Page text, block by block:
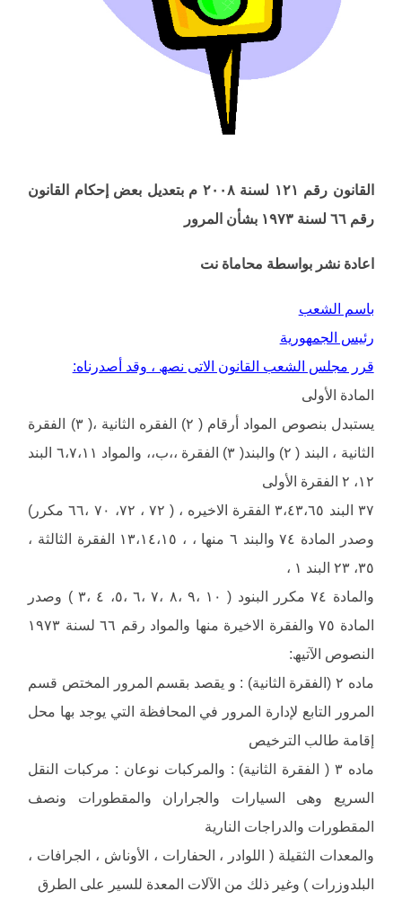
القانون رقم ١٢١ لسنة ٢٠٠٨ م بتعدیل بعض إحكام القانون
رقم ٦٦ لسنة ١٩٧٣ بشأن المرور
اعادة نشر بواسطة محاماة نت
باسم الشعب
رئیس الجمھوریة
قرر مجلس الشعب القانون الاتى نصھ ، وقد أصدرناه:
المادة الأولى
یستبدل بنصوص المواد أرقام ( ٢) الفقره الثانیة ،( ٣) الفقرة
الثانیة ، البند ( ٢) والبند( ٣) الفقرة ،،ب،، والمواد ٦،٧،١١ البند
١٢، ٢ الفقرة الأولى
٣٧ البند ٣،٤٣،٦٥ الفقرة الاخیره ، ( ٧٢ ، ٧٢، ٧٠ ،٦٦ مكرر)
وصدر المادة ٧٤ والبند ٦ منھا ، ، ١٣،١٤،١٥ الفقرة الثالثة ،
٣٥، ٢٣ البند ١ ،
والمادة ٧٤ مكرر البنود ( ١٠ ،٩ ،٨ ،٧ ،٦ ،٥، ٤ ،٣ ) وصدر
المادة ٧٥ والفقرة الاخیرة منھا والمواد رقم ٦٦ لسنة ١٩٧٣
النصوص الآتیھ:
ماده ٢ (الفقرة الثانیة) : و یقصد بقسم المرور المختص قسم
المرور التابع لإدارة المرور في المحافظة التي یوجد بھا محل
إقامة طالب الترخیص
ماده ٣ ( الفقرة الثانیة) : والمركبات نوعان : مركبات النقل
السریع وھى السیارات والجراران والمقطورات ونصف
المقطورات والدراجات الناریة
والمعدات الثقیلة ( اللوادر ، الحفارات ، الأوناش ، الجرافات ،
البلدوزرات ) وغیر ذلك من الآلات المعدة للسیر على الطرق